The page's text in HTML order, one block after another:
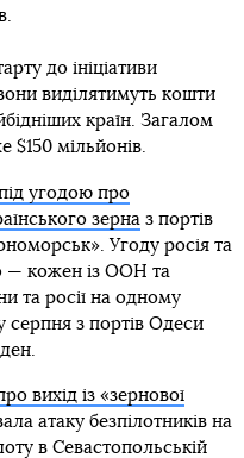
до ініціативи
виділятимуть кошти
країн. Загалом
$150 мільйонів.
угодою про
зерназ портів
Угоду росія та
— кожен із ООН та
та росії на одному
серпня з портів Одеси
вихід із «зернової
атаку безпілотників на
в Севастопольській